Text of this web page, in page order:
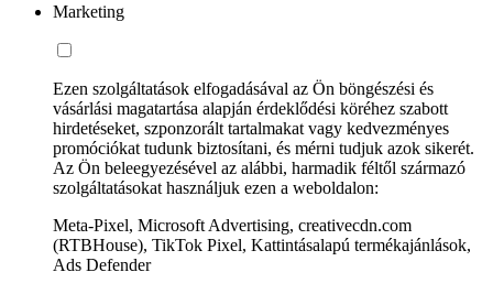
Marketing
Ezen szolgáltatások elfogadásával az Ön böngészési és
vásárlási magatartása alapján érdeklődési köréhez szabott
hirdetéseket, szponzorált tartalmakat vagy kedvezményes
promóciókat tudunk biztosítani, és mérni tudjuk azok sikerét.
Az Ön beleegyezésével az alábbi, harmadik féltől származó
szolgáltatásokat használjuk ezen a weboldalon:
Meta-Pixel, Microsoft Advertising, creativecdn.com
(RTBHouse), TikTok Pixel, Kattintásalapú termékajánlások,
Ads Defender